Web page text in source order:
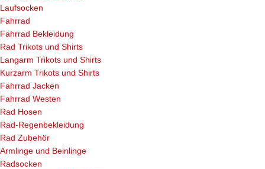
Laufsocken
Fahrrad
Fahrrad Bekleidung
Rad Trikots und Shirts
Langarm Trikots und Shirts
Kurzarm Trikots und Shirts
Fahrrad Jacken
Fahrrad Westen
Rad Hosen
Rad-Regenbekleidung
Rad Zubehör
Armlinge und Beinlinge
Radsocken